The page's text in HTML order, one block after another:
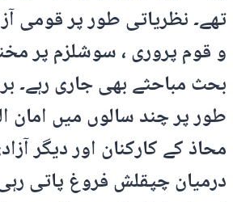
تھے۔ نظریاتی طور پر قومی
و قوم پروری ، سوشلزم پر
بحث مباحثے بھی جاری رہے۔
طور پر چند سالوں میں امان
محاذ کے کارکنان اور دیگر
درمیان چپقلش فروغ پاتی